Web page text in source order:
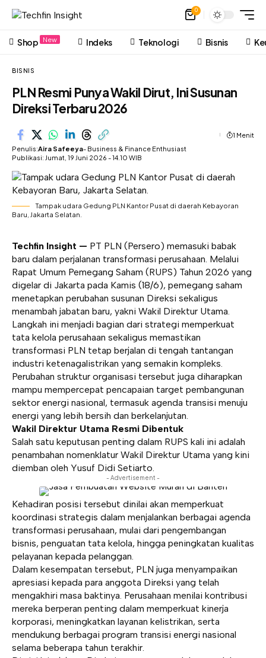
0
Shop New Indeks Teknologi Bisnis
BISNIS
PLN Resmi Punya Wakil Dirut, Ini Susunan
Direksi Terbaru 2026
Penulis:Aira Safeeya- Business & Finance Enthusiast
Publikasi: Jumat, 19 Juni 2026 - 14.10 WIB
1 Menit
Tampak udara Gedung PLN Kantor Pusat di daerah Kebayoran
Baru, Jakarta Selatan.
Techfin Insight — PT PLN (Persero) memasuki babak
baru dalam perjalanan transformasi perusahaan. Melalui
Rapat Umum Pemegang Saham (RUPS) Tahun 2026 yang
digelar di Jakarta pada Kamis (18/6), pemegang saham
menetapkan perubahan susunan Direksi sekaligus
menambah jabatan baru, yakni Wakil Direktur Utama.
Langkah ini menjadi bagian dari strategi memperkuat
tata kelola perusahaan sekaligus memastikan
transformasi PLN tetap berjalan di tengah tantangan
industri ketenagalistrikan yang semakin kompleks.
Perubahan struktur organisasi tersebut juga diharapkan
mampu mempercepat pencapaian target pembangunan
sektor energi nasional, termasuk agenda transisi menuju
energi yang lebih bersih dan berkelanjutan.
Wakil Direktur Utama Resmi Dibentuk
Salah satu keputusan penting dalam RUPS kali ini adalah
penambahan nomenklatur Wakil Direktur Utama yang kini
diemban oleh Yusuf Didi Setiarto.
- Advertisement -
Kehadiran posisi tersebut dinilai akan memperkuat
koordinasi strategis dalam menjalankan berbagai agenda
transformasi perusahaan, mulai dari pengembangan
bisnis, penguatan tata kelola, hingga peningkatan kualitas
pelayanan kepada pelanggan.
Dalam kesempatan tersebut, PLN juga menyampaikan
apresiasi kepada para anggota Direksi yang telah
mengakhiri masa baktinya. Perusahaan menilai kontribusi
mereka berperan penting dalam memperkuat kinerja
korporasi, meningkatkan layanan kelistrikan, serta
mendukung berbagai program transisi energi nasional
selama beberapa tahun terakhir.